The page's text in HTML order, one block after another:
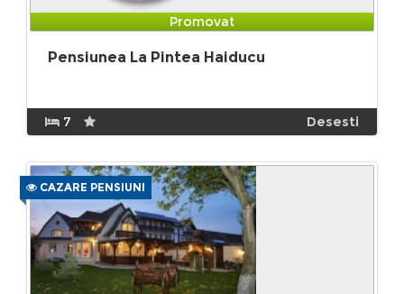
Promovat
Pensiunea La Pintea Haiducu
7 Desesti
CAZARE PENSIUNI